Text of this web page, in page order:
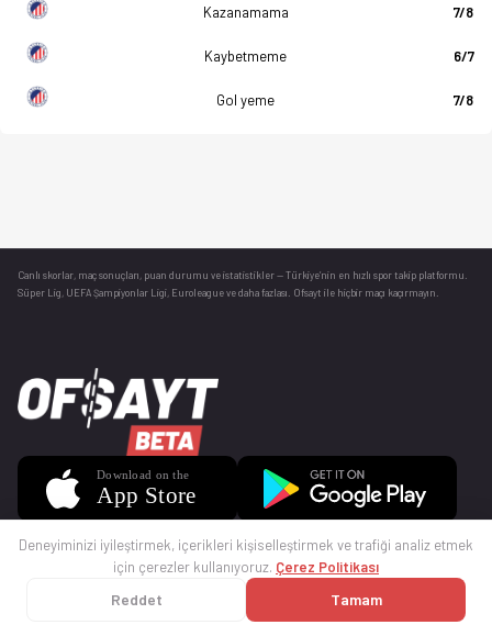
Kazanamama 7/8
Kaybetmeme 6/7
Gol yeme 7/8
Canlı skorlar , maç sonuçları, puan durumu ve istatistikler — Türkiye’nin en hızlı spor takip platformu.
Süper Lig, UEFA Şampiyonlar Ligi, Euroleague ve daha fazlası. Ofsayt ile hiçbir maçı kaçırmayın.
© 2025 Ofsayt
Deneyiminizi iyileştirmek, içerikleri kişiselleştirmek ve trafiği analiz etmek
için çerezler kullanıyoruz. Çerez Politikası
Reddet Tamam